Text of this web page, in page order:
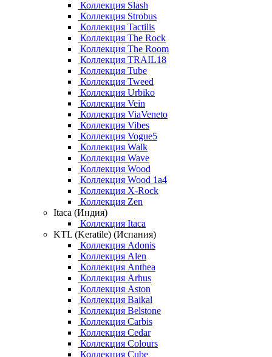
Коллекция Slash
Коллекция Strobus
Коллекция Tactilis
Коллекция The Rock
Коллекция The Room
Коллекция TRAIL18
Коллекция Tube
Коллекция Tweed
Коллекция Urbiko
Коллекция Vein
Коллекция ViaVeneto
Коллекция Vibes
Коллекция Vogue5
Коллекция Walk
Коллекция Wave
Коллекция Wood
Коллекция Wood 1a4
Коллекция X-Rock
Коллекция Zen
Itaca (Индия)
Коллекция Itaca
KTL (Keratile) (Испания)
Коллекция Adonis
Коллекция Alen
Коллекция Anthea
Коллекция Arhus
Коллекция Aston
Коллекция Baikal
Коллекция Belstone
Коллекция Carbis
Коллекция Cedar
Коллекция Colours
Коллекция Cube